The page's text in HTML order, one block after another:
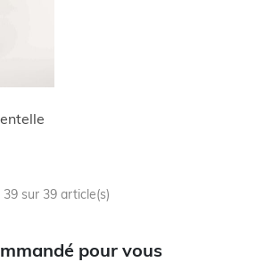
39 sur 39 article(s)
pour vous